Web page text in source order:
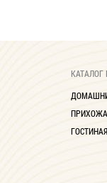
ГОСТИНАЯ